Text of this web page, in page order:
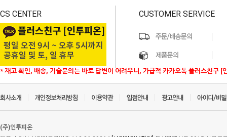
CS CENTER
* 재고 확인, 배송, 기술문의는 바로 답변이 어려우니, 가급적 카카오톡 플러스친구 [
CUSTOMER SERVICE
(주)인투피온